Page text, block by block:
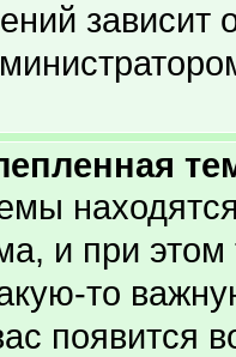
зависит
и при
то
появится